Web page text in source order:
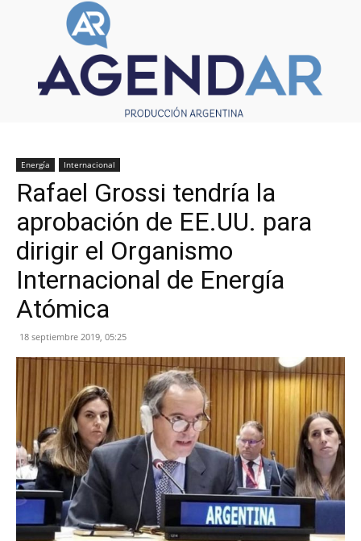
Energía Internacional
Rafael Grossi tendría la
aprobación de EE.UU. para
dirigir el Organismo
Internacional de Energía
Atómica
18 septiembre 2019, 05:25